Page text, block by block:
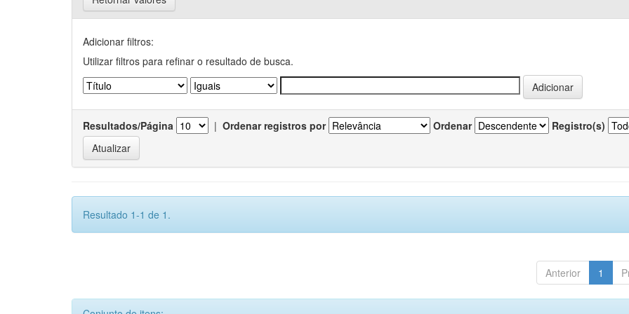
Adicionar filtros:
Utilizar filtros para refinar o resultado de busca.
Resultados/Página | Ordenar registros por Ordenar Registro(s)
Resultado 1-1 de 1.
Anterior 1